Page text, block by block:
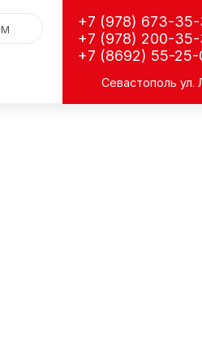
+7 (978) 673-
+7 (978) 200-
+7 (8692) 55-25-
Севастополь ул.